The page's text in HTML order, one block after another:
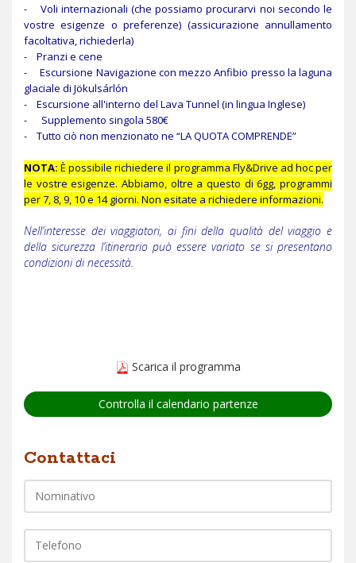
- Voli internazionali (che possiamo procurarvi noi secondo le
vostre esigenze o preferenze) (assicurazione annullamento
facoltativa, richiederla)
- Pranzi e cene
-
Escursione Navigazione con mezzo Anfibio presso la laguna
glaciale di Jökulsárlón
- Escursione all'interno del Lava Tunnel (in lingua Inglese)
- Supplemento singola 580€
- Tutto ciò non menzionato ne “LA QUOTA COMPRENDE”
NOTA: È possibile richiedere il programma Fly&Drive ad hoc per
le vostre esigenze. Abbiamo, oltre a questo di 6gg, programmi
per 7, 8, 9, 10 e 14 giorni. Non esitate a richiedere informazioni.
Nell’interesse dei viaggiatori, ai fini della qualità del viaggio e
della sicurezza l’itinerario può essere variato se si presentano
condizioni di necessità.
Scarica il programma
Controlla il calendario partenze
Contattaci